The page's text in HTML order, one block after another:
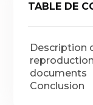
TABLE DE
Description
documents
Conclusion